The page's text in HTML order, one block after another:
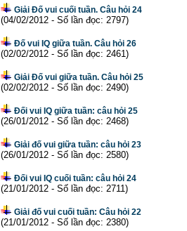
Giải Đố vui cuối tuần. Câu hỏi 24
(04/02/2012 - Số lần đọc: 2797)
Đố vui IQ giữa tuần. Câu hỏi 26
(02/02/2012 - Số lần đọc: 2461)
Giải Đố vui giữa tuần. Câu hỏi 25
(02/02/2012 - Số lần đọc: 2490)
Đối vui IQ giữa tuần: câu hỏi 25
(26/01/2012 - Số lần đọc: 2468)
Giải đố vui giữa tuần: câu hỏi 23
(26/01/2012 - Số lần đọc: 2580)
Đối vui IQ cuối tuần: câu hỏi 24
(21/01/2012 - Số lần đọc: 2711)
Giải đố vui cuối tuần: Câu hỏi 22
(21/01/2012 - Số lần đọc: 2380)